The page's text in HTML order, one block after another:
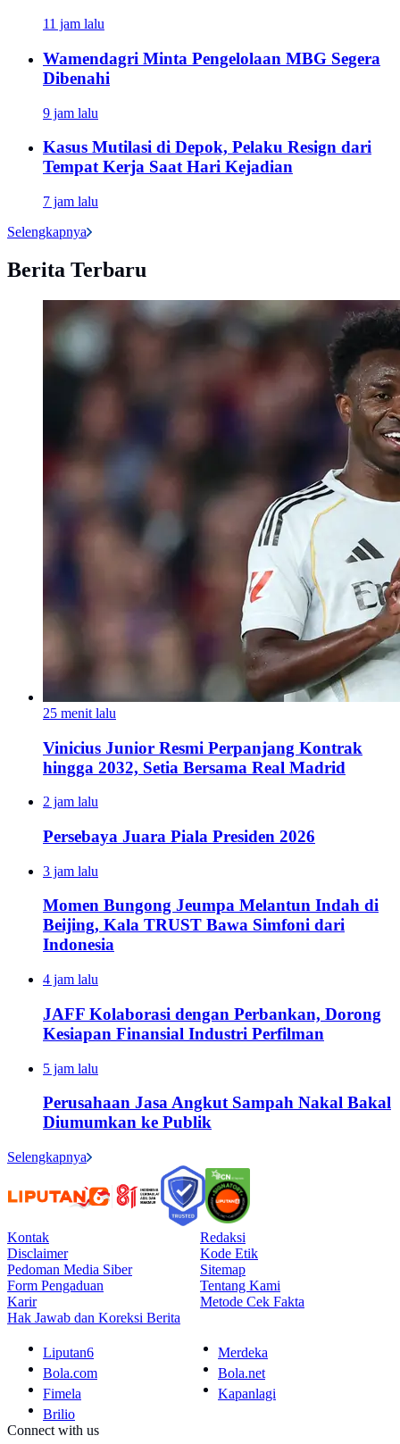
11 jam lalu
Wamendagri Minta Pengelolaan MBG Segera
Dibenahi
9 jam lalu
Kasus Mutilasi di Depok, Pelaku Resign dari
Tempat Kerja Saat Hari Kejadian
7 jam lalu
Selengkapnya
Berita Terbaru
25 menit lalu
Vinicius Junior Resmi Perpanjang Kontrak
hingga 2032, Setia Bersama Real Madrid
2 jam lalu
Persebaya Juara Piala Presiden 2026
3 jam lalu
Momen Bungong Jeumpa Melantun Indah di
Beijing, Kala TRUST Bawa Simfoni dari
Indonesia
4 jam lalu
JAFF Kolaborasi dengan Perbankan, Dorong
Kesiapan Finansial Industri Perfilman
5 jam lalu
Perusahaan Jasa Angkut Sampah Nakal Bakal
Diumumkan ke Publik
Selengkapnya
Kontak
Redaksi
Disclaimer
Kode Etik
Pedoman Media Siber
Sitemap
Form Pengaduan
Tentang Kami
Karir
Metode Cek Fakta
Hak Jawab dan Koreksi Berita
Liputan6
Merdeka
Bola.com
Bola.net
Fimela
Kapanlagi
Brilio
Connect with us